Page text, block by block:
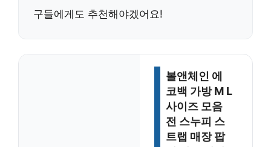
구들에게도 추천해야겠어요!
볼앤체인 에
코백 가방 M L
사이즈 모음
전 스누피 스
트랩 매장 팝